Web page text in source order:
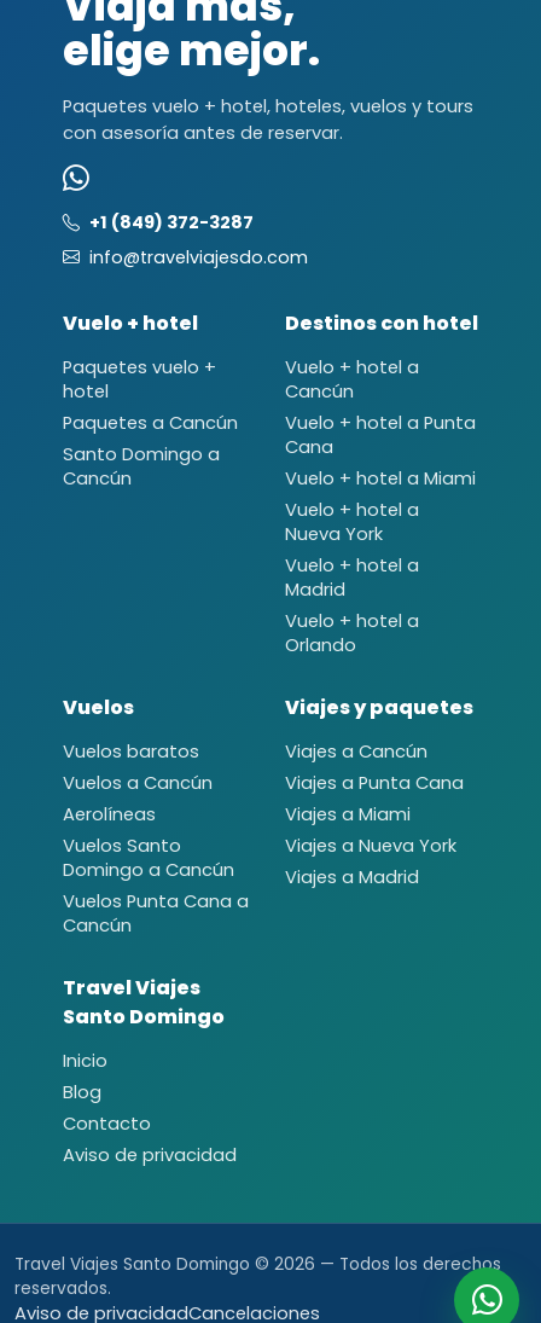
elige mejor.
Paquetes vuelo + hotel, hoteles, vuelos y tours
con asesoría antes de reservar.
+1 (849) 372-3287
info@travelviajesdo.com
Vuelo + hotel
Paquetes vuelo +
hotel
Paquetes a Cancún
Santo Domingo a
Cancún
Destinos con hotel
Vuelo + hotel a
Cancún
Vuelo + hotel a Punta
Cana
Vuelo + hotel a Miami
Vuelo + hotel a
Nueva York
Vuelo + hotel a
Madrid
Vuelo + hotel a
Orlando
Vuelos
Vuelos baratos
Vuelos a Cancún
Aerolíneas
Vuelos Santo
Domingo a Cancún
Vuelos Punta Cana a
Cancún
Viajes y paquetes
Viajes a Cancún
Viajes a Punta Cana
Viajes a Miami
Viajes a Nueva York
Viajes a Madrid
Travel Viajes
Santo Domingo
Inicio
Blog
Contacto
Aviso de privacidad
Travel Viajes Santo Domingo © 2026 — Todos los derechos
reservados.
Aviso de privacidadCancelaciones